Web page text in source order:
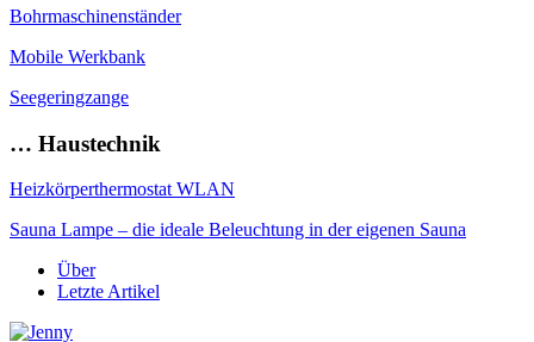
Bohrmaschinenständer
Mobile Werkbank
Seegeringzange
… Haustechnik
Heizkörperthermostat WLAN
Sauna Lampe – die ideale Beleuchtung in der eigenen Sauna
Über
Letzte Artikel